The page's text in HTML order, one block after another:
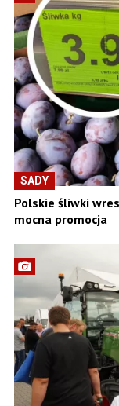
SADY
Polskie śliwki
mocna promocja